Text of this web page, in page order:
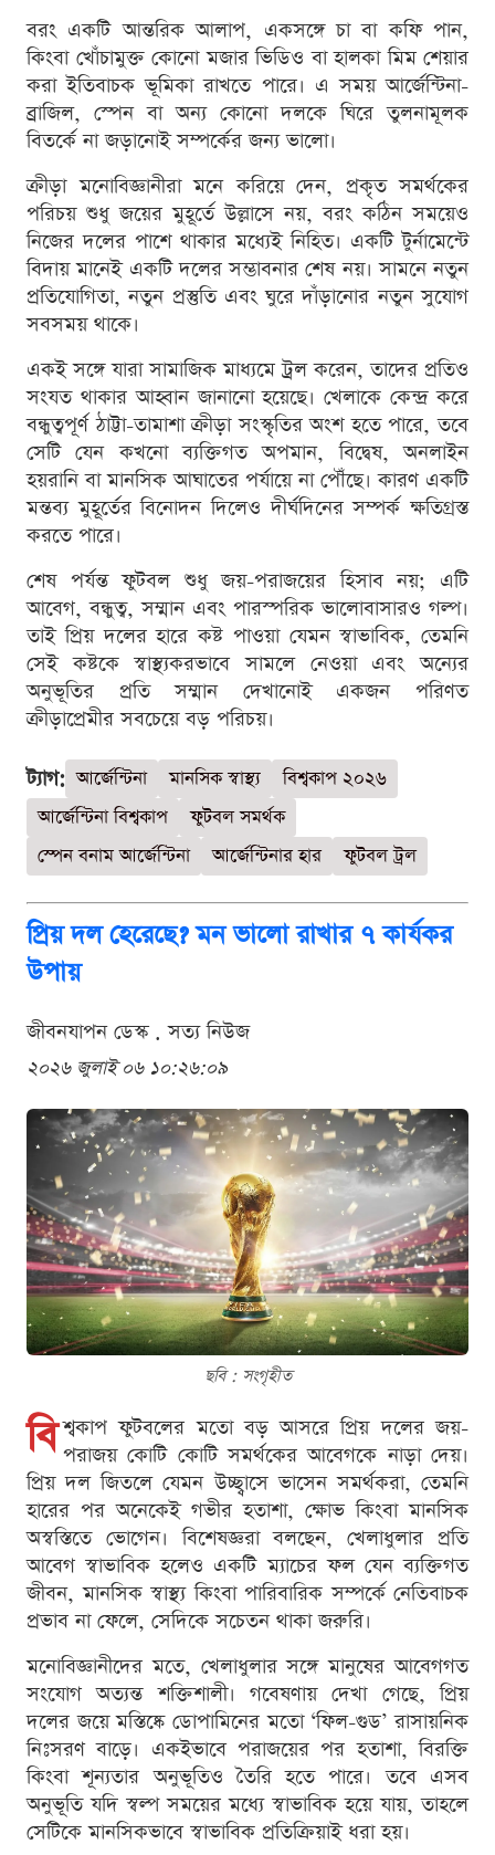
বরং একটি আন্তরিক আলাপ, একসঙ্গে চা বা কফি পান,
কিংবা খোঁচামুক্ত কোনো মজার ভিডিও বা হালকা মিম শেয়ার
করা ইতিবাচক ভূমিকা রাখতে পারে। এ সময় আর্জেন্টিনা-
ব্রাজিল, স্পেন বা অন্য কোনো দলকে ঘিরে তুলনামূলক
বিতর্কে না জড়ানোই সম্পর্কের জন্য ভালো।
ক্রীড়া মনোবিজ্ঞানীরা মনে করিয়ে দেন, প্রকৃত সমর্থকের
পরিচয় শুধু জয়ের মুহূর্তে উল্লাসে নয়, বরং কঠিন সময়েও
নিজের দলের পাশে থাকার মধ্যেই নিহিত। একটি টুর্নামেন্টে
বিদায় মানেই একটি দলের সম্ভাবনার শেষ নয়। সামনে নতুন
প্রতিযোগিতা, নতুন প্রস্তুতি এবং ঘুরে দাঁড়ানোর নতুন সুযোগ
সবসময় থাকে।
একই সঙ্গে যারা সামাজিক মাধ্যমে ট্রল করেন, তাদের প্রতিও
সংযত থাকার আহ্বান জানানো হয়েছে। খেলাকে কেন্দ্র করে
বন্ধুত্বপূর্ণ ঠাট্টা-তামাশা ক্রীড়া সংস্কৃতির অংশ হতে পারে, তবে
সেটি যেন কখনো ব্যক্তিগত অপমান, বিদ্বেষ, অনলাইন
হয়রানি বা মানসিক আঘাতের পর্যায়ে না পৌঁছে। কারণ একটি
মন্তব্য মুহূর্তের বিনোদন দিলেও দীর্ঘদিনের সম্পর্ক ক্ষতিগ্রস্ত
করতে পারে।
শেষ পর্যন্ত ফুটবল শুধু জয়-পরাজয়ের হিসাব নয়; এটি
আবেগ, বন্ধুত্ব, সম্মান এবং পারস্পরিক ভালোবাসারও গল্প।
তাই প্রিয় দলের হারে কষ্ট পাওয়া যেমন স্বাভাবিক, তেমনি
সেই কষ্টকে স্বাস্থ্যকরভাবে সামলে নেওয়া এবং অন্যের
অনুভূতির প্রতি সম্মান দেখানোই একজন পরিণত
ক্রীড়াপ্রেমীর সবচেয়ে বড় পরিচয়।
ট্যাগ: আর্জেন্টিনা মানসিক স্বাস্থ্য
বিশ্বকাপ ২০২৬
আর্জেন্টিনা বিশ্বকাপ
ফুটবল সমর্থক
স্পেন বনাম আর্জেন্টিনা
আর্জেন্টিনার হার ফুটবল ট্রল
প্রিয় দল হেরেছে? মন ভালো রাখার ৭ কার্যকর
উপায়
জীবনযাপন ডেস্ক . সত্য নিউজ
২০২৬ জুলাই ০৬ ১০:২৬:০৯
ছবি : সংগৃহীত
বি শ্বকাপ ফুটবলের মতো বড় আসরে প্রিয় দলের জয়-
পরাজয় কোটি কোটি সমর্থকের আবেগকে নাড়া দেয়।
প্রিয় দল জিতলে যেমন উচ্ছ্বাসে ভাসেন সমর্থকরা, তেমনি
হারের পর অনেকেই গভীর হতাশা, ক্ষোভ কিংবা মানসিক
অস্বস্তিতে ভোগেন। বিশেষজ্ঞরা বলছেন, খেলাধুলার প্রতি
আবেগ স্বাভাবিক হলেও একটি ম্যাচের ফল যেন ব্যক্তিগত
জীবন, মানসিক স্বাস্থ্য কিংবা পারিবারিক সম্পর্কে নেতিবাচক
প্রভাব না ফেলে, সেদিকে সচেতন থাকা জরুরি।
মনোবিজ্ঞানীদের মতে, খেলাধুলার সঙ্গে মানুষের আবেগগত
সংযোগ অত্যন্ত শক্তিশালী। গবেষণায় দেখা গেছে, প্রিয়
দলের জয়ে মস্তিষ্কে ডোপামিনের মতো ‘ফিল-গুড’ রাসায়নিক
নিঃসরণ বাড়ে। একইভাবে পরাজয়ের পর হতাশা, বিরক্তি
কিংবা শূন্যতার অনুভূতিও তৈরি হতে পারে। তবে এসব
অনুভূতি যদি স্বল্প সময়ের মধ্যে স্বাভাবিক হয়ে যায়, তাহলে
সেটিকে মানসিকভাবে স্বাভাবিক প্রতিক্রিয়াই ধরা হয়।